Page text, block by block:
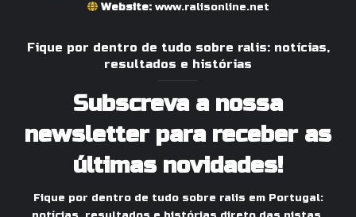
Website: www.ralisonline.net
Fique por dentro de tudo sobre ralis: notícias,
resultados e histórias
Subscreva a nossa
newsletter para receber as
últimas novidades!
Fique por dentro de tudo sobre ralis em Portugal: